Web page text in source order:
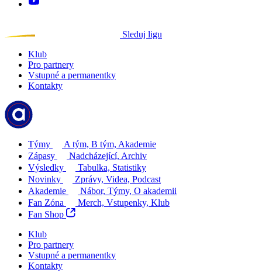
Sleduj ligu
Klub
Pro partnery
Vstupné a permanentky
Kontakty
Týmy
A tým, B tým, Akademie
Zápasy
Nadcházející, Archiv
Výsledky
Tabulka, Statistiky
Novinky
Zprávy, Videa, Podcast
Akademie
Nábor, Týmy, O akademii
Fan Zóna
Merch, Vstupenky, Klub
Fan Shop
Klub
Pro partnery
Vstupné a permanentky
Kontakty